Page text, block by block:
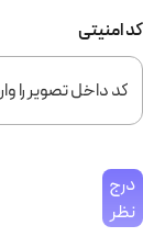
کد امنیتی
درج
نظر